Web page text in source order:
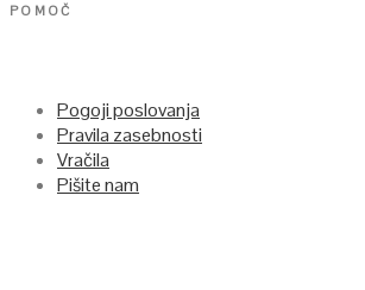
POMOČ
Pogoji poslovanja
Pravila zasebnosti
Vračila
Pišite nam